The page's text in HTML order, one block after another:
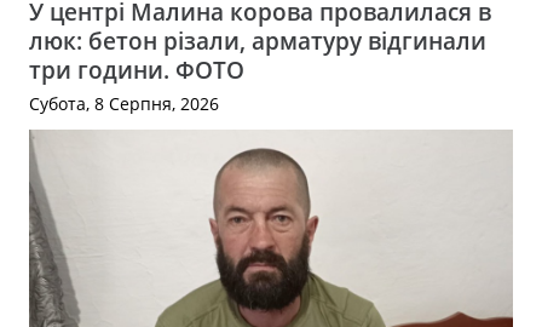
У центрі Малина корова провалилася в
люк: бетон різали, арматуру відгинали
три години. ФОТО
Субота, 8 Серпня, 2026